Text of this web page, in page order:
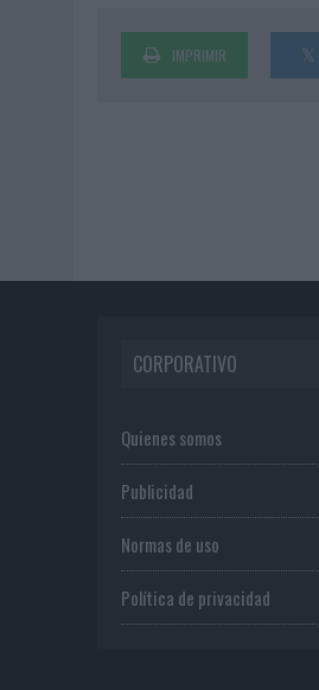
IMPRIMIR
CORPORATIVO
Quienes somos
Publicidad
Normas de uso
Política de privacidad